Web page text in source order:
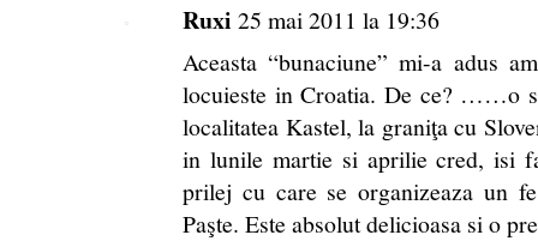
Ruxi 25 mai 2011 la 19:36
Aceasta “bunaciune” mi-a adus
locuieste in Croatia. De ce? ……o
localitatea Kastel, la graniţa cu
in lunile martie si aprilie cred, isi
prilej cu care se organizeaza un
Paşte. Este absolut delicioasa si o